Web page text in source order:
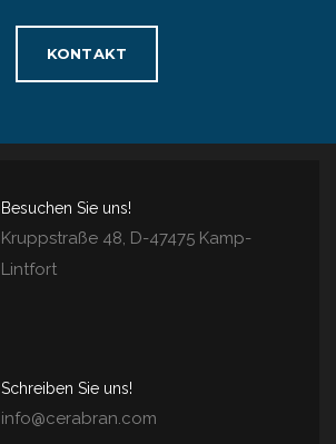
KONTAKT
Besuchen Sie uns!
Kruppstraße 48, D-47475 Kamp-
Lintfort
Schreiben Sie uns!
info@cerabran.com